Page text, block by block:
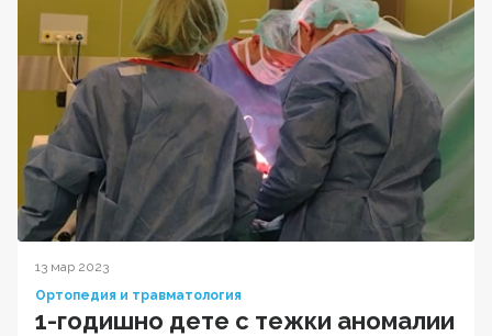
13 мар 2023
Ортопедия и травматология
1-годишно дете с тежки аномалии